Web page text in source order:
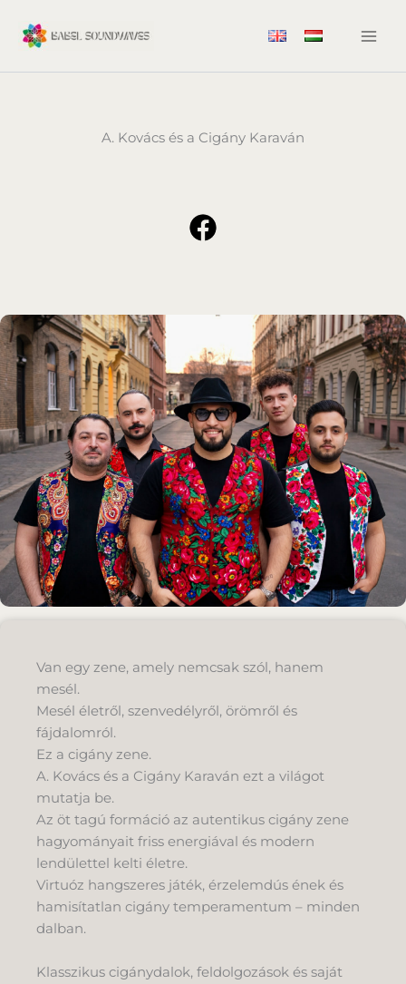
content
A. Kovács és a Cigány Karaván
Van egy zene, amely nemcsak szól, hanem
mesél.
Mesél életről, szenvedélyről, örömről és
fájdalomról.
Ez a cigány zene.
A. Kovács és a Cigány Karaván ezt a világot
mutatja be.
Az öt tagú formáció az autentikus cigány zene
hagyományait friss energiával és modern
lendülettel kelti életre.
Virtuóz hangszeres játék, érzelemdús ének és
hamisítatlan cigány temperamentum – minden
dalban.
Klasszikus cigánydalok, feldolgozások és saját